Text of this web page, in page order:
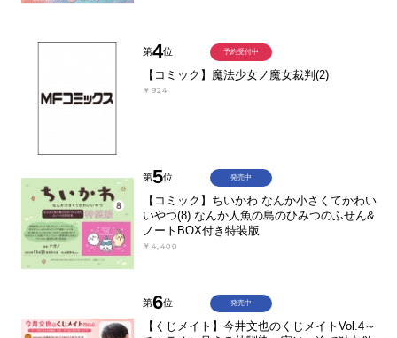
第4位
【コミック】魔法少女ノ魔女裁判(2)
￥924
予約受付中
第5位
【コミック】ちいかわ なんか小さくてかわい
いやつ(8) なんか人魚の島のひみつのふせん&
ノートBOX付き特装版
￥4,400
発売中
第6位
【くじメイト】今井文也のくじメイトVol.4～
発売中